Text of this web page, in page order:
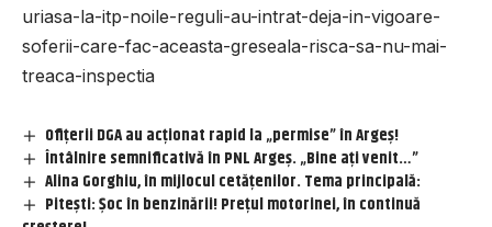
uriasa-la-itp-noile-reguli-au-intrat-deja-in-vigoare-
soferii-care-fac-aceasta-greseala-risca-sa-nu-mai-
treaca-inspectia
Ofițerii DGA au acționat rapid la „permise” în Argeș!
Întâlnire semnificativă în PNL Argeș. „Bine ați venit…”
Alina Gorghiu, în mijlocul cetățenilor. Tema principală:
Pitești: Șoc în benzinării! Prețul motorinei, în continuă